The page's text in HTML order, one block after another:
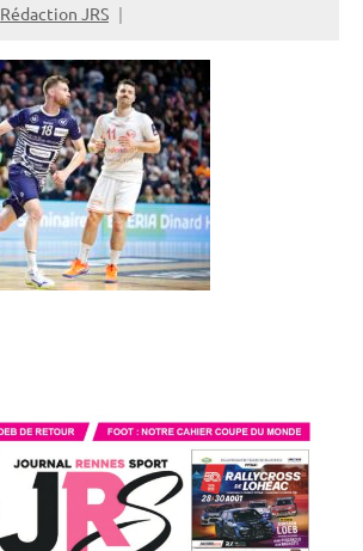
Rédaction JRS